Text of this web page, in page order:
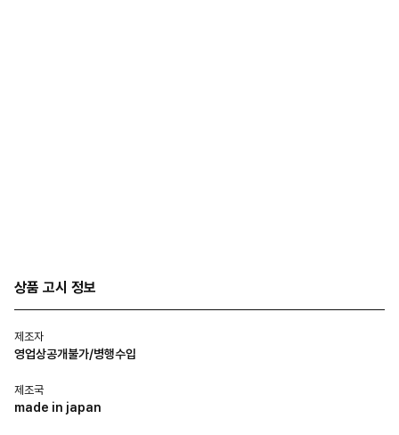
상품 고시 정보
제조자
영업상공개불가/병행수입
제조국
made in japan